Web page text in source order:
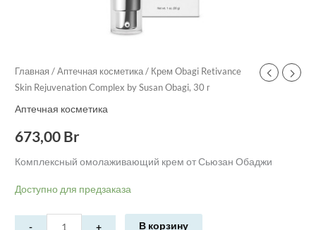
Главная /Аптечная косметика / Крем Obagi Retivance
Skin Rejuvenation Complex by Susan Obagi, 30 г
Аптечная косметика
673,00 Br
Комплексный омолаживающий крем от Сьюзан Обаджи
Доступно для предзаказа
В корзину